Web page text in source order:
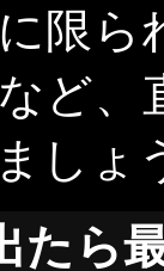
限ら
ど
しょ
たら